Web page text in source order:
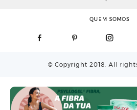
QUEM SOMOS
© Copyright 2018. All